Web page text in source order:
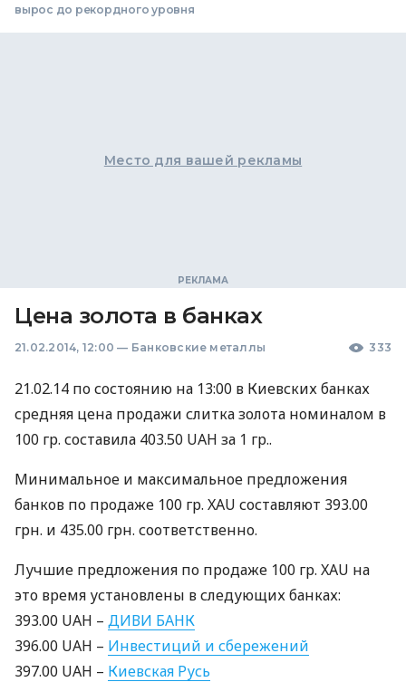
вырос до рекордного уровня
Место для вашей рекламы
Цена золота в банках
21.02.2014, 12:00 — Банковские металлы 333
21.02.14 по состоянию на 13:00 в Киевских банках
средняя цена продажи слитка золота номиналом в
100 гр. составила 403.50 UAH за 1 гр..
Минимальное и максимальное предложения
банков по продаже 100 гр. XAU составляют 393.00
грн. и 435.00 грн. соответственно.
Лучшие предложения по продаже 100 гр. XAU на
это время установлены в следующих банках:
393.00 UAH – ДИВИ БАНК
396.00 UAH – Инвестиций и сбережений
397.00 UAH – Киевская Русь